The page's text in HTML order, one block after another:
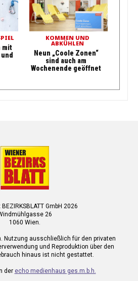
mit
KOMMEN UND
ABKÜHLEN
Neun „Coole Zonen“
sind auch am
Wochenende geöffnet
BEZIRKSBLATT GmbH 2026
26
1060 Wien.
Nutzung ausschließlich für den privaten
und Reproduktion über den
hinaus ist nicht gestattet.
der echo medienhaus ges.m.b.h.